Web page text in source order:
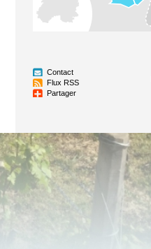
Contact
Flux RSS
Partager